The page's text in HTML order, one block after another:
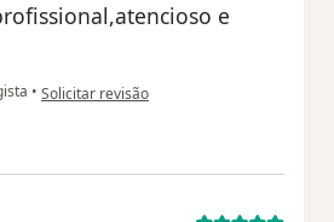
e
• na opinião do utilizador Rosimeire e Reinaldo
Solicitar revisão